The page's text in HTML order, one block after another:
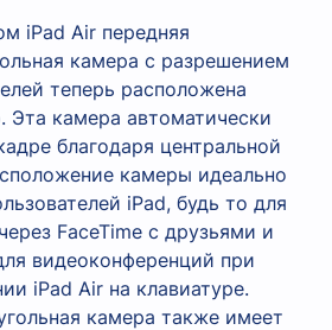
iPad Air передняя
камера с разрешением
теперь расположена
Эта камера автоматически
благодаря центральной
камеры идеально
iPad, будь то для
FaceTime с друзьями и
видеоконференций при
iPad Air на клавиатуре.
камера также имеет